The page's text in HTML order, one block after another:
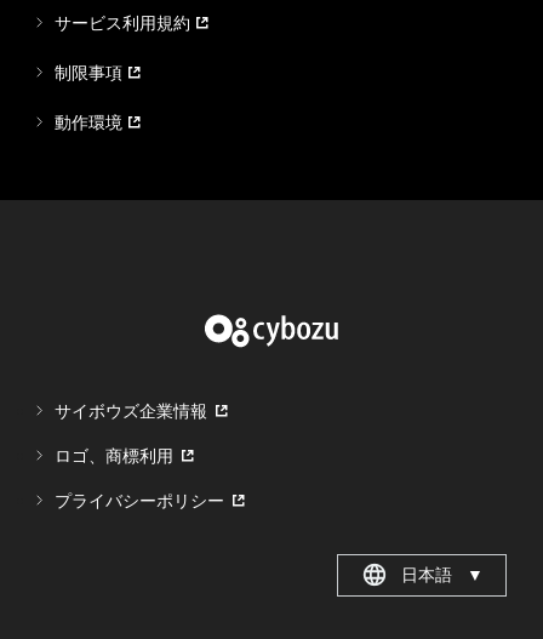
サービス利用規約
制限事項
動作環境
サイボウズ企業情報
ロゴ、商標利用
プライバシーポリシー
日本語 ▼